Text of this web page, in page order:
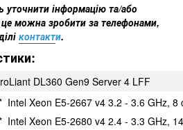
уточнити інформацію та/або
можна зробити за телефонами,
контакти.
DL360 Gen9 Server 4 LFF
Intel Xeon E5-2667 v4 3.2 - 3.6 GHz, 8
Intel Xeon E5-2680 v4 2.4 - 3.3 GHz,